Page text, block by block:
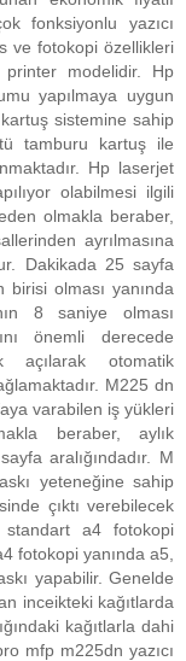
fonksiyonlu yazıcı
ve fotokopi özellikleri
modelidir. Hp
yapılmaya uygun
sistemine sahip
tamburu kartuş ile
Hp laserjet
olabilmesi ilgili
olmakla beraber,
ayrılmasına
Dakikada 25 sayfa
birisi olması yanında
8 saniye olması
önemli derecede
açılarak otomatik
M225 dn
varabilen iş yükleri
beraber, aylık
aralığındadır. M
yeteneğine sahip
çıktı verebilecek
standart a4 fotokopi
fotokopi yanında a5,
yapabilir. Genelde
inceikteki kağıtlarda
kağıtlarla dahi
mfp m225dn yazıcı